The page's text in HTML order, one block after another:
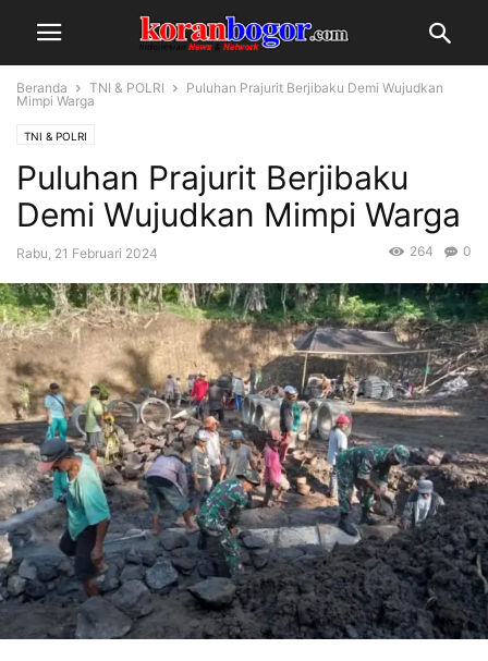
Beranda TNI & POLRI
Puluhan Prajurit Berjibaku Demi Wujudkan
Mimpi Warga
TNI & POLRI
Puluhan Prajurit Berjibaku
Demi Wujudkan Mimpi Warga
Rabu, 21 Februari 2024 0
264